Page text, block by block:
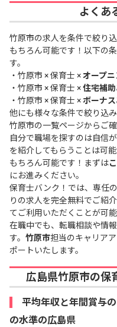
よくあ
竹原市の求人を条件で絞り
もちろん可能です！以下の
す。
・ 竹原市 × 保育士 ×オープ
・ 竹原市 × 保育士 ×住宅補助
・ 竹原市 × 保育士 ×ボーナス
他にも様々な条件で絞り込
竹原市の一覧ページからご
自分で職場を探すのは自信
を紹介してもらうことは可
もちろん可能です！まずは
にお進みください。
保育士バンク！では、専任
りの求人を完全無料でご紹
てご利用いただくことが可能
在職中でも、転職相談や情
す。 竹原市担当のキャリア
ポートいたします。
広島県竹原市の保
平均年収と年間賞与
の水準の広島県